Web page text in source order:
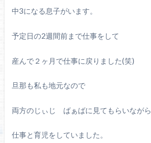
中3になる息子がいます。
予定日の2週間前まで仕事をして
産んで２ヶ月で仕事に戻りました(笑)
旦那も私も地元なので
両方のじぃじ ばぁばに見てもらいながら
仕事と育児をしていました。